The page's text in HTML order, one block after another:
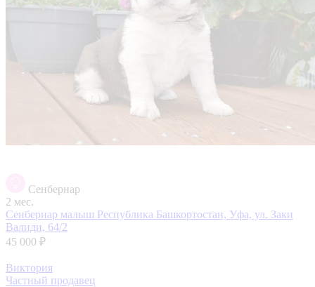
Сенбернар
2 мес.
Сенбернар малыш Республика Башкортостан, Уфа, ул. Заки
Валиди, 64/2
45 000 ₽
Виктория
Частный продавец